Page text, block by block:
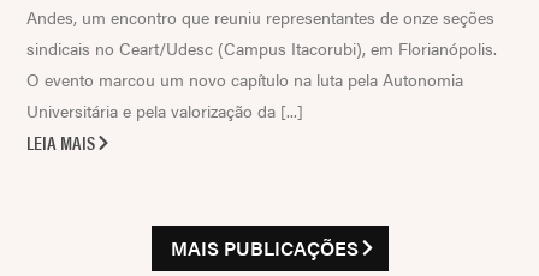
Andes, um encontro que reuniu representantes de onze seções
sindicais no Ceart/Udesc (Campus Itacorubi), em Florianópolis.
O evento marcou um novo capítulo na luta pela Autonomia
Universitária e pela valorização da [...]
LEIA MAIS
MAIS PUBLICAÇÕES